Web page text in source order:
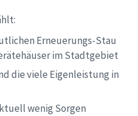
Erneuerungs-Stau
im Stadtgebiet
die viele Eigenleistung in
wenig Sorgen